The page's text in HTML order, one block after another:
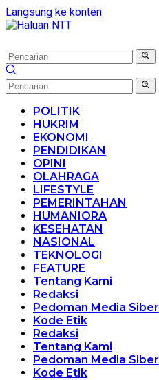
Langsung ke konten
POLITIK
HUKRIM
EKONOMI
PENDIDIKAN
OPINI
OLAHRAGA
LIFESTYLE
PEMERINTAHAN
HUMANIORA
KESEHATAN
NASIONAL
TEKNOLOGI
FEATURE
Tentang Kami
Redaksi
Pedoman Media Siber
Kode Etik
Redaksi
Tentang Kami
Pedoman Media Siber
Kode Etik